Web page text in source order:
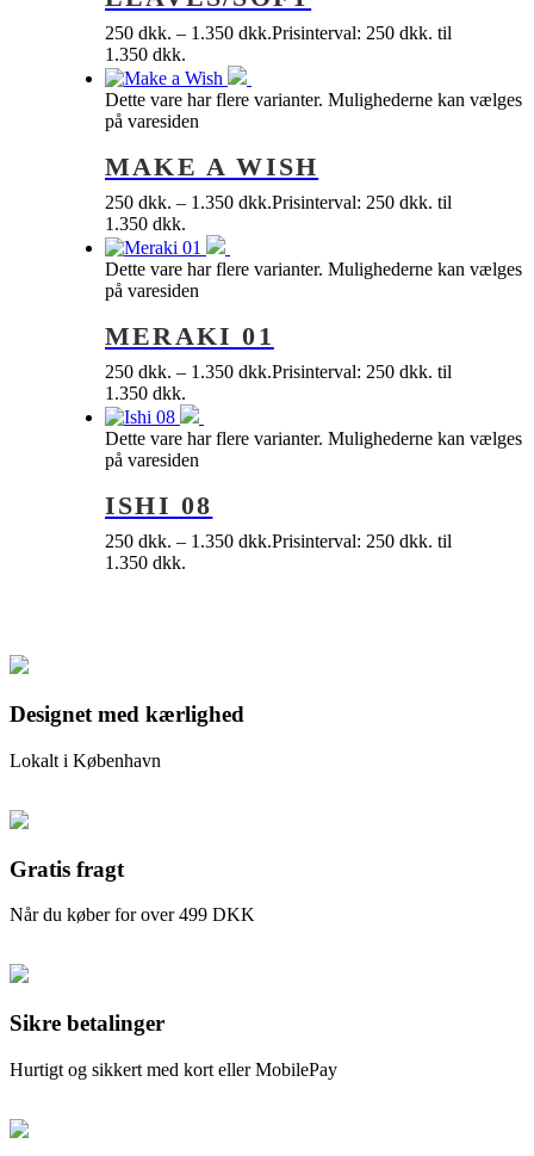
250 dkk. – 1.350 dkk.Prisinterval: 250 dkk. til
1.350 dkk.
Dette vare har flere varianter. Mulighederne kan vælges
på varesiden
MAKE A WISH
250 dkk. – 1.350 dkk.Prisinterval: 250 dkk. til
1.350 dkk.
Dette vare har flere varianter. Mulighederne kan vælges
på varesiden
MERAKI 01
250 dkk. – 1.350 dkk.Prisinterval: 250 dkk. til
1.350 dkk.
Dette vare har flere varianter. Mulighederne kan vælges
på varesiden
ISHI 08
250 dkk. – 1.350 dkk.Prisinterval: 250 dkk. til
1.350 dkk.
Designet med kærlighed
Lokalt i København
Gratis fragt
Når du køber for over 499 DKK
Sikre betalinger
Hurtigt og sikkert med kort eller MobilePay